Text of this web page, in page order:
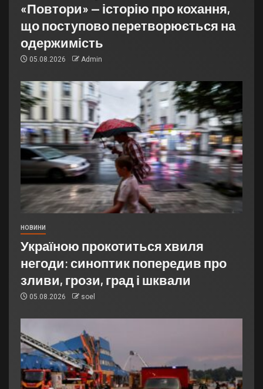
«Повтори» — історію про кохання,
що поступово перетворюється на
одержимість
05.08.2026 Admin
НОВИНИ
Україною прокотиться хвиля
негоди: синоптик попередив про
зливи, грози, град і шквали
05.08.2026 soel